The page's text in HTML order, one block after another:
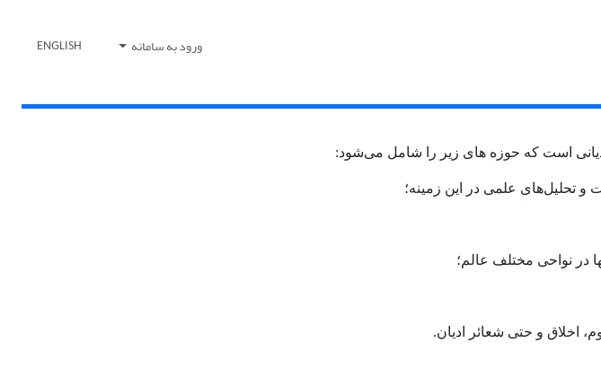
ورود به سامانه ENGLISH
است که حوزه های زیر را شامل می‌شود:
و تحلیل‌های علمی در این زمینه؛
در نواحی مختلف عالم؛
اخلاق و حتی شعائر ادیان.